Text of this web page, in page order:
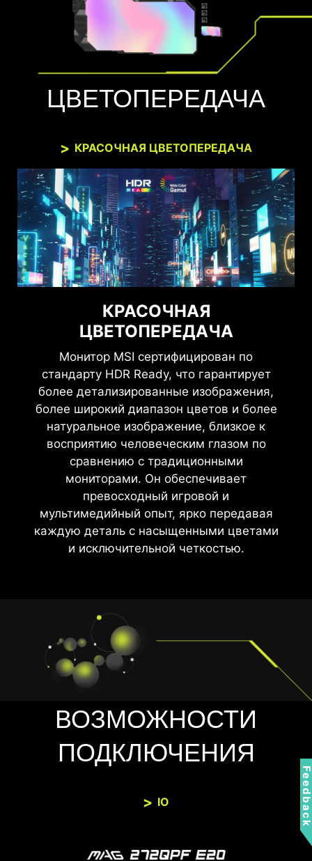
ЦВЕТОПЕРЕДАЧА
КРАСОЧНАЯ ЦВЕТОПЕРЕДАЧА
КРАСОЧНАЯ
ЦВЕТОПЕРЕДАЧА
Монитор MSI сертифицирован по
стандарту HDR Ready, что гарантирует
более детализированные изображения,
более широкий диапазон цветов и более
натуральное изображение, близкое к
восприятию человеческим глазом по
сравнению с традиционными
мониторами. Он обеспечивает
превосходный игровой и
мультимедийный опыт, ярко передавая
каждую деталь с насыщенными цветами
и исключительной четкостью.
ВОЗМОЖНОСТИ
ПОДКЛЮЧЕНИЯ
IO